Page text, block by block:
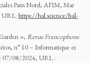
Paris Nord; AFIM, Mar
URL: https://hal.science/hal-
», Revue Francophone
n° 10 – Informatique et
: 07/08/2024, URL :